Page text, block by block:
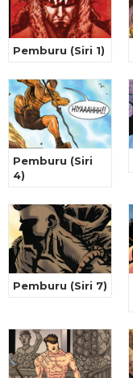
Pemburu (Siri 1)
Pemburu (Siri
4)
Pemburu (Siri 7)